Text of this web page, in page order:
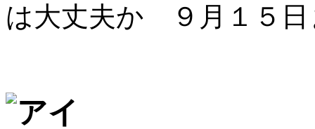
は大丈夫か ９月１５日